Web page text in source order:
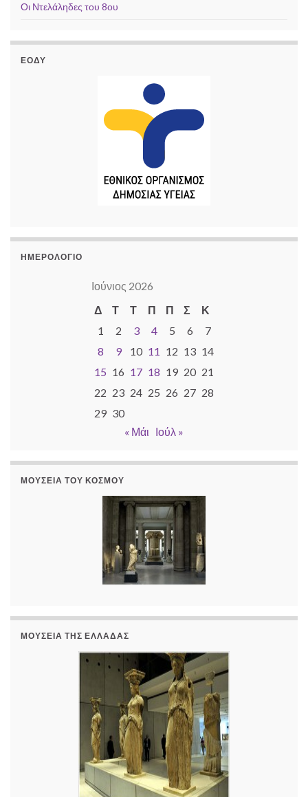
Οι Ντελάληδες του 8ου
ΕΟΔΥ
ΗΜΕΡΟΛΌΓΙΟ
Ιούνιος 2026
Δ
Τ Τ Π Π Σ
Κ
1
2 3 4 5 6
7
8
9 10 11 12 13 14
15 16 17 18 19 20 21
22 23 24 25 26 27 28
29 30
« Μάι Ιούλ »
ΜΟΥΣΕΊΑ ΤΟΥ ΚΌΣΜΟΥ
ΜΟΥΣΕΊΑ ΤΗΣ ΕΛΛΆΔΑΣ